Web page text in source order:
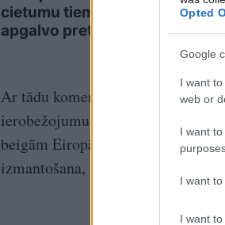
Opted
Google
I want
web or
I want
I want
I want
cietumu tiem, kuri
apgalvo pretējo
Ar tādu komentāru Kuleba
ierobežojumus 15 vietās, kur tika
beigām Eiropā. Cita starpā tika
izmantošana, lai novērstu abu